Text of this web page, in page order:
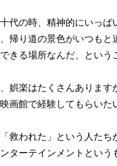
代の時、精神的にいっ
帰り道の景色がいつも
きる場所なんだ、という
娯楽はたくさんあります
画館で経験してもらいた
救われた」という人た
ターテインメントという